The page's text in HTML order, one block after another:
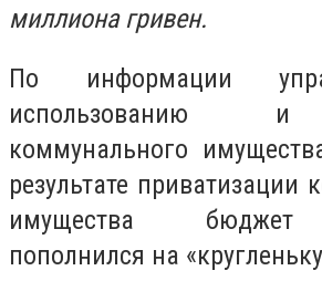
миллиона гривен.
По информации
использованию и
коммунального
результате приватизации
имущества бюджет
пополнился на